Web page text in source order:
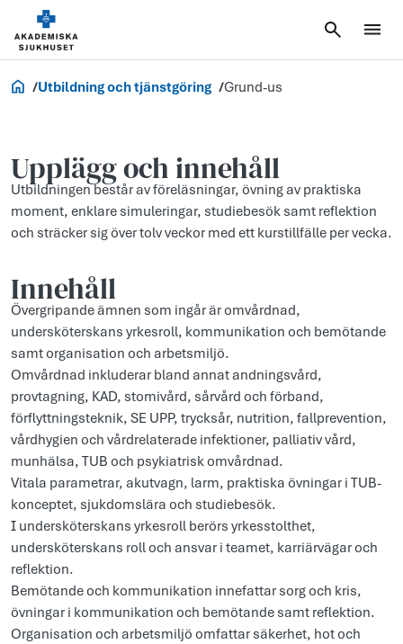
Jobb och utbildning
Utbildning och tjänstgöring Grund-us
Upplägg och innehåll
Utbildningen består av föreläsningar, övning av praktiska
moment, enklare simuleringar, studiebesök samt reflektion
och sträcker sig över tolv veckor med ett kurstillfälle per vecka.
Innehåll
Övergripande ämnen som ingår är omvårdnad,
undersköterskans yrkesroll, kommunikation och bemötande
samt organisation och arbetsmiljö.
Omvårdnad inkluderar bland annat andningsvård,
provtagning, KAD, stomivård, sårvård och förband,
förflyttningsteknik, SE UPP, trycksår, nutrition, fallprevention,
vårdhygien och vårdrelaterade infektioner, palliativ vård,
munhälsa, TUB och psykiatrisk omvårdnad.
Vitala parametrar, akutvagn, larm, praktiska övningar i TUB-
konceptet, sjukdomslära och studiebesök.
I undersköterskans yrkesroll berörs yrkesstolthet,
undersköterskans roll och ansvar i teamet, karriärvägar och
reflektion.
Bemötande och kommunikation innefattar sorg och kris,
övningar i kommunikation och bemötande samt reflektion.
Organisation och arbetsmiljö omfattar säkerhet, hot och